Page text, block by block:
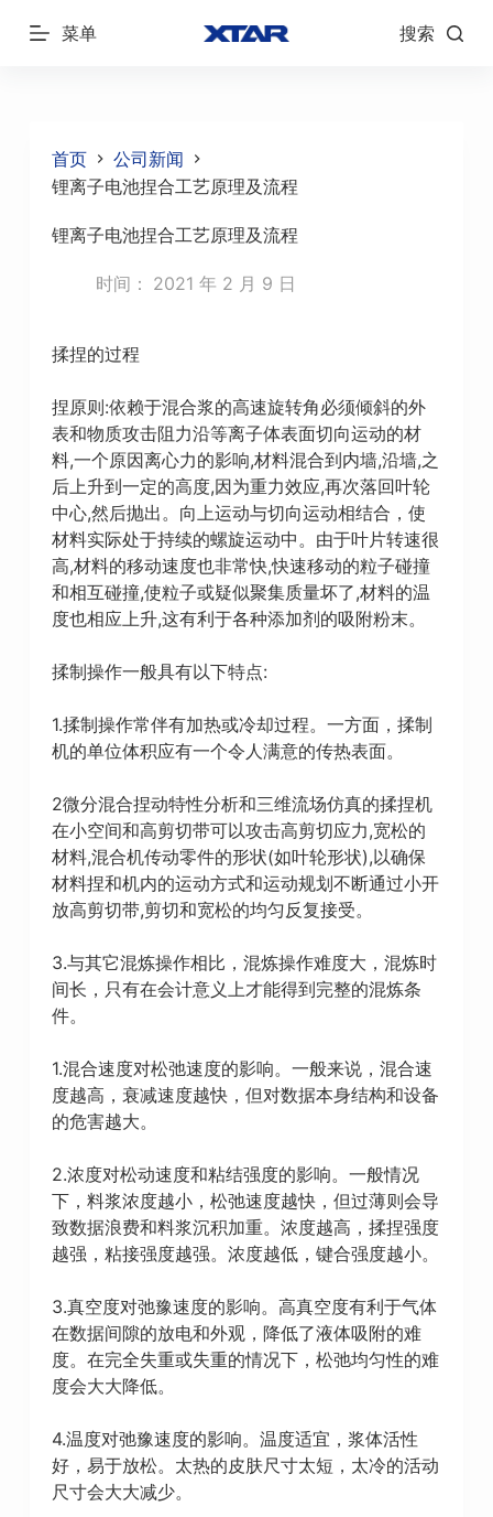
跳
菜单 搜索
首页
公司新闻
锂离子电池捏合工艺原理及流程
锂离子电池捏合工艺原理及流程
时间： 2021 年 2 月 9 日
揉捏的过程
捏原则:依赖于混合浆的高速旋转角必须倾斜的外
表和物质攻击阻力沿等离子体表面切向运动的材
料,一个原因离心力的影响,材料混合到内墙,沿墙,之
后上升到一定的高度,因为重力效应,再次落回叶轮
中心,然后抛出。向上运动与切向运动相结合，使
材料实际处于持续的螺旋运动中。由于叶片转速很
高,材料的移动速度也非常快,快速移动的粒子碰撞
和相互碰撞,使粒子或疑似聚集质量坏了,材料的温
度也相应上升,这有利于各种添加剂的吸附粉末。
揉制操作一般具有以下特点:
1.揉制操作常伴有加热或冷却过程。一方面，揉制
机的单位体积应有一个令人满意的传热表面。
2微分混合捏动特性分析和三维流场仿真的揉捏机
在小空间和高剪切带可以攻击高剪切应力,宽松的
材料,混合机传动零件的形状(如叶轮形状),以确保
材料捏和机内的运动方式和运动规划不断通过小开
放高剪切带,剪切和宽松的均匀反复接受。
3.与其它混炼操作相比，混炼操作难度大，混炼时
间长，只有在会计意义上才能得到完整的混炼条
件。
1.混合速度对松弛速度的影响。一般来说，混合速
度越高，衰减速度越快，但对数据本身结构和设备
的危害越大。
2.浓度对松动速度和粘结强度的影响。一般情况
下，料浆浓度越小，松弛速度越快，但过薄则会导
致数据浪费和料浆沉积加重。浓度越高，揉捏强度
越强，粘接强度越强。浓度越低，键合强度越小。
3.真空度对弛豫速度的影响。高真空度有利于气体
在数据间隙的放电和外观，降低了液体吸附的难
度。在完全失重或失重的情况下，松弛均匀性的难
度会大大降低。
4.温度对弛豫速度的影响。温度适宜，浆体活性
好，易于放松。太热的皮肤尺寸太短，太冷的活动
尺寸会大大减少。